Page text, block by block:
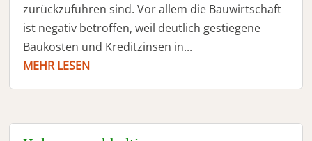
zurückzuführen sind. Vor allem die Bauwirtschaft
ist negativ betroffen, weil deutlich gestiegene
Baukosten und Kreditzinsen in...
MEHR LESEN